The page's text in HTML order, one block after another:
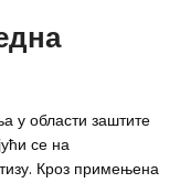
у области заштите
се на
Кроз примењена